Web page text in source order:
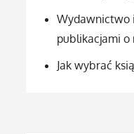
Wydawnictwo
publikacjami o
Jak wybrać